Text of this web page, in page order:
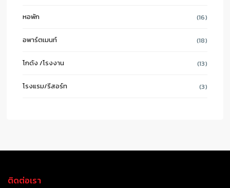
หอพัก (16)
อพาร์ตเมนท์ (18)
โกดัง /โรงงาน (13)
โรงแรม/รีสอร์ท (3)
ติดต่อเรา